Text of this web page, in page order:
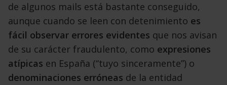
de algunos mails está bastante conseguido,
aunque cuando se leen con detenimiento es
fácil observar errores evidentes que nos avisan
de su carácter fraudulento, como expresiones
atípicas en España (“tuyo sinceramente”) o
denominaciones erróneas de la entidad